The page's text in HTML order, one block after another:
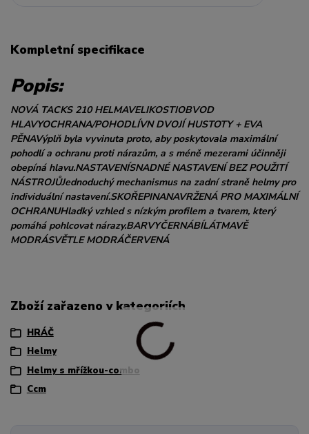
Kompletní specifikace
Popis:
NOVÁ TACKS 210 HELMAVELIKOSTIOBVOD
HLAVYOCHRANA/POHODLÍVN DVOJÍ HUSTOTY + EVA
PĚNAVýplň byla vyvinuta proto, aby poskytovala maximální
pohodlí a ochranu proti nárazům, a s méně mezerami účinněji
obepíná hlavu.NASTAVENÍSNADNÉ NASTAVENÍ BEZ POUŽITÍ
NÁSTROJŮJednoduchý mechanismus na zadní straně helmy pro
individuální nastavení.SKOŘEPINANAVRŽENÁ PRO MAXIMÁLNÍ
OCHRANUHladký vzhled s nízkým profilem a tvarem, který
pomáhá pohlcovat nárazy.BARVYČERNÁBÍLÁTMAVĚ
MODRÁSVĚTLE MODRÁČERVENÁ
Zboží zařazeno v kategoriích
HRÁČ
Helmy
Helmy s mřížkou-combo
Ccm